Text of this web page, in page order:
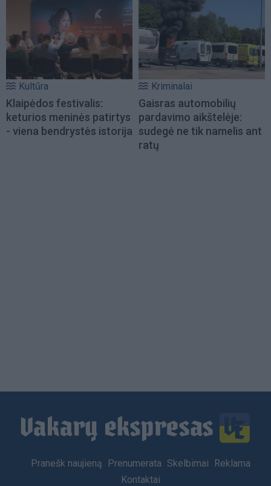
Kultūra
Klaipėdos festivalis:
keturios meninės patirtys
- viena bendrystės istorija
Kriminalai
Gaisras automobilių
pardavimo aikštelėje:
sudegė ne tik namelis ant
ratų
Footer
Pranešk naujieną Prenumerata Skelbimai
Reklama
Kontaktai